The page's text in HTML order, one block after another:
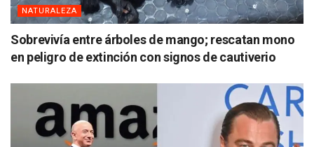
NATURALEZA
Sobrevivía entre árboles de mango; rescatan mono
en peligro de extinción con signos de cautiverio